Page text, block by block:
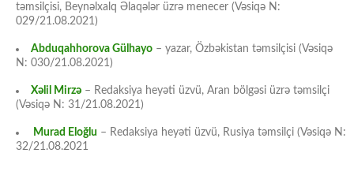
təmsilçisi, Beynəlxalq Əlaqələr üzrə menecer (Vəsiqə N:
029/21.08.2021)
Abduqahhorova Gülhayo – yazar, Özbəkistan təmsilçisi (Vəsiqə
N: 030/21.08.2021)
Xəlil Mirzə – Redaksiya heyəti üzvü, Aran bölgəsi üzrə təmsilçi
(Vəsiqə N: 31/21.08.2021)
Murad Eloğlu – Redaksiya heyəti üzvü, Rusiya təmsilçi (Vəsiqə N:
32/21.08.2021